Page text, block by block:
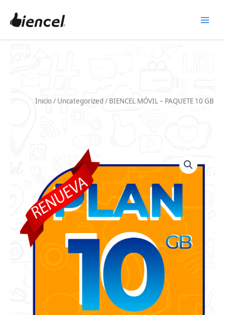
content
Inicio/ Uncategorized/ BIENCEL MÓVIL – PAQUETE 10 GB